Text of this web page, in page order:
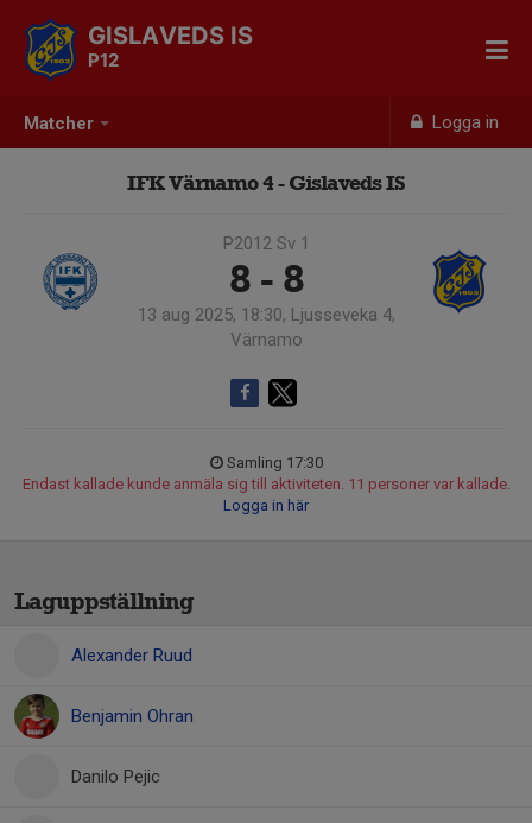
Matcher Logga in
GISLAVEDS IS
P12
IFK Värnamo 4 - Gislaveds IS
P2012 Sv 1
8 - 8
13 aug 2025, 18:30, Ljusseveka 4,
Värnamo
Samling 17:30
Endast kallade kunde anmäla sig till aktiviteten. 11 personer var kallade.
Logga in här
Laguppställning
Alexander Ruud
Benjamin Ohran
Danilo Pejic